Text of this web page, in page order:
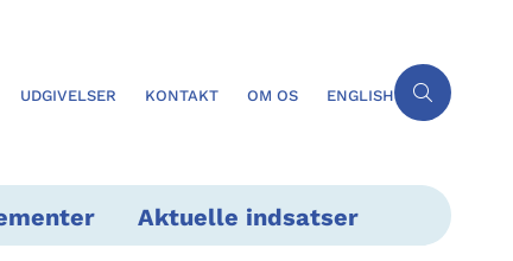
UDGIVELSER KONTAKT OM OS ENGLISH
Aktuelle indsatser